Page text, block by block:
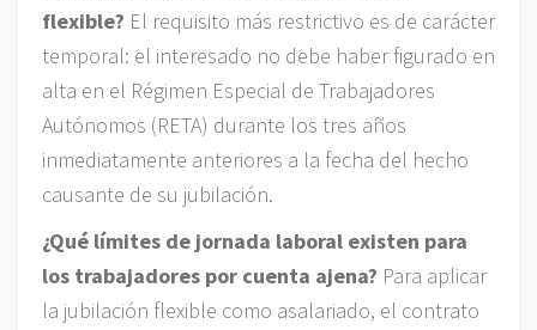
flexible? El requisito más restrictivo es de carácter
temporal: el interesado no debe haber figurado en
alta en el Régimen Especial de Trabajadores
Autónomos (RETA) durante los tres años
inmediatamente anteriores a la fecha del hecho
causante de su jubilación.
¿Qué límites de jornada laboral existen para
los trabajadores por cuenta ajena? Para aplicar
la jubilación flexible como asalariado, el contrato